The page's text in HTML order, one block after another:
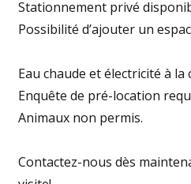
Stationnement privé
Possibilité d’ajouter un
Eau chaude et électricité à
Enquête de pré-location
Animaux non permis.
Contactez-nous dès